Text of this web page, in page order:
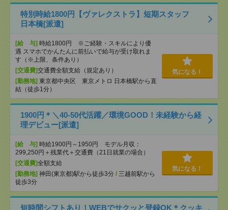
特別時給1800円【ヴァレクストラ】短期スタッフ
日本橋[派遣]
[給 与] 時給1800円 ※ご経験・スキルにより優
遇 スマホでかんたんに前払いで給与が受け取れま
す（※上限、条件あり）
[交通費]交通費全額支給（規定あり）
[勤務地] 東京都中央区 東京メトロ 日本橋駅から直
結（徒歩1分）
気になる！
1900円＊＼40-50代活躍／環境GOOD！未経験から経
理デビュー[派遣]
[給 与] 時給1900円～1950円 モデル月収：
299,250円＋残業代＋交通費（21日就業の場合）
[交通費]全額支給
[勤務地] 神田(東京都)駅から徒歩3分 / 三越前駅から
徒歩3分
気になる！
短時間シフトあり！WEBでサクッと登録OK＊クッキ